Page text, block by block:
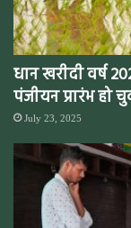
धान खरीदी वर्ष
पंजीयन प्रारंभ हो
July 23, 2025